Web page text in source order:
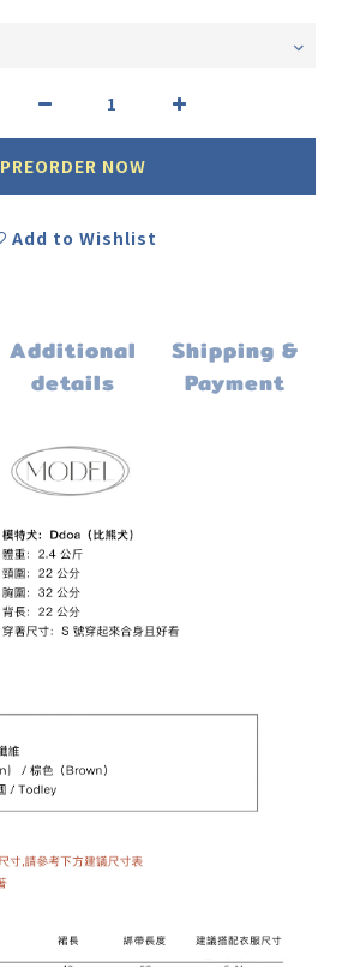
PREORDER NOW
Add to Wishlist
Additional
details
Shipping &
Payment